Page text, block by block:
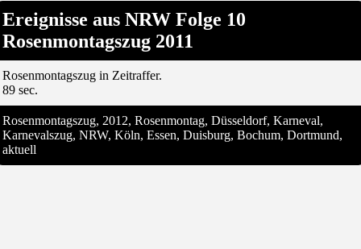
Ereignisse aus NRW Folge 10
Rosenmontagszug 2011
Rosenmontagszug in Zeitraffer.
89 sec.
Rosenmontagszug, 2012, Rosenmontag, Düsseldorf, Karneval,
Karnevalszug, NRW, Köln, Essen, Duisburg, Bochum, Dortmund,
aktuell